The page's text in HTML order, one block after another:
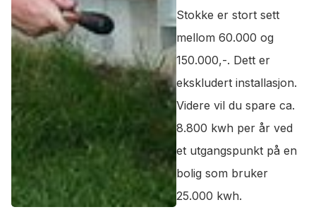
Stokke er stort sett
mellom 60.000 og
150.000,-. Dett er
ekskludert installasjon.
Videre vil du spare ca.
8.800 kwh per år ved
et utgangspunkt på en
bolig som bruker
25.000 kwh.